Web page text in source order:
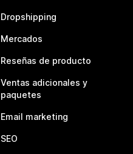
Dropshipping
Mercados
Reseñas de producto
Ventas adicionales y
paquetes
Email marketing
SEO